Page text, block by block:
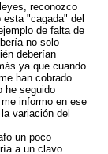
reconozco
"cagada" del
de falta de
no solo
deberían
ya que cuando
han cobrado
he seguido
informo en ese
variación del
un poco
a un clavo